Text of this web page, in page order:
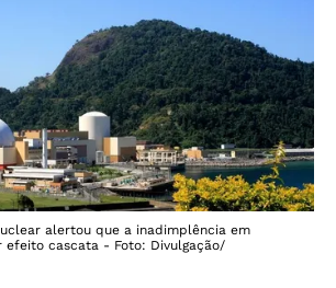
alertou que a inadimplência em
efeito cascata - Foto: Divulgação/